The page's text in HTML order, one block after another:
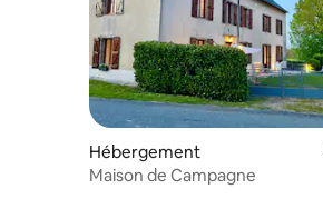
Hébergement
Maison de Campagne